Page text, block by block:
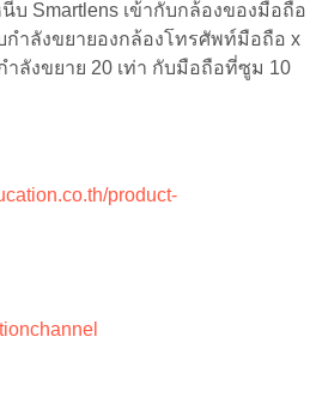
Smartlens เข้ากับกล้องของมือถือ
ำลังขยายองกล้องโทรศัพท์มือถือ x
ลังขยาย 20 เท่า กับมือถือที่ซูม 10
product-